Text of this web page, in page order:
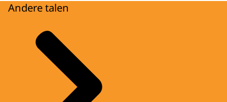
Andere talen